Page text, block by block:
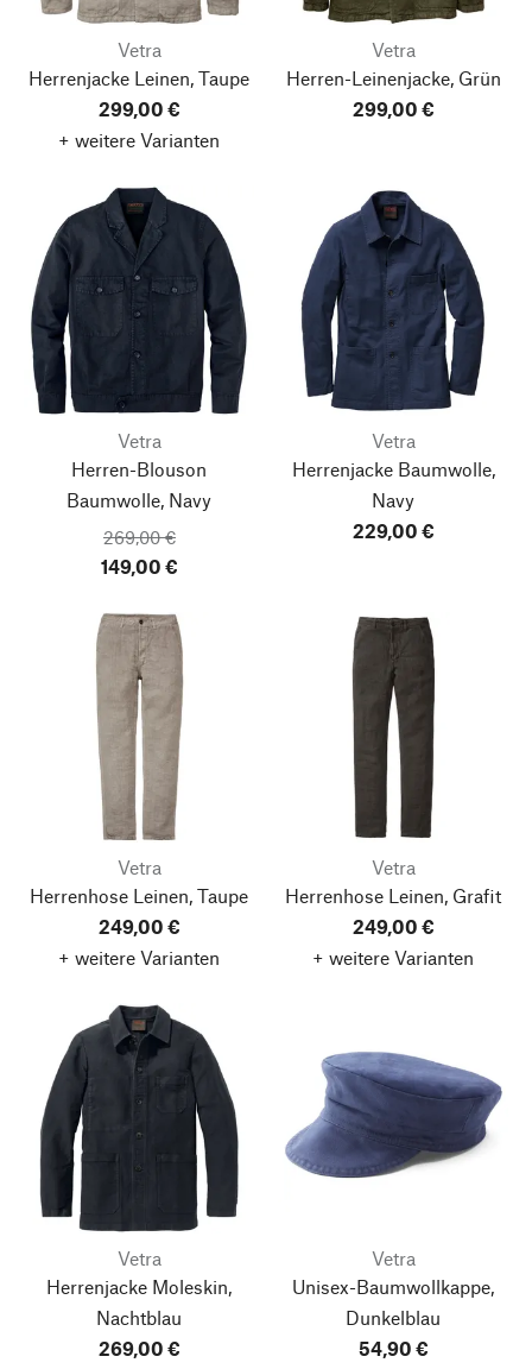
Vetra
Herrenjacke Leinen, Taupe
299,00 €
+ weitere Varianten
Vetra
Herren-Leinenjacke, Grün
299,00 €
Vetra
Herren-Blouson
Baumwolle, Navy
269,00 €
149,00 €
Vetra
Herrenjacke Baumwolle,
Navy
229,00 €
Vetra
Herrenhose Leinen, Taupe
249,00 €
+ weitere Varianten
Vetra
Herrenhose Leinen, Grafit
249,00 €
+ weitere Varianten
Vetra
Herrenjacke Moleskin,
Nachtblau
269,00 €
Vetra
Unisex-Baumwollkappe,
Dunkelblau
54,90 €